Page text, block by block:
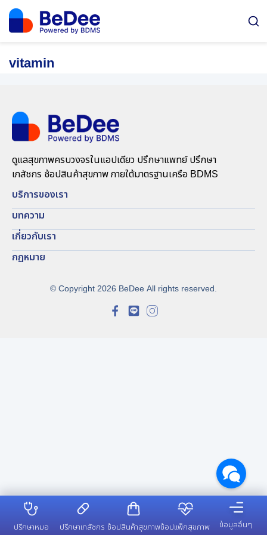
Skip
content
vitamin
ดูแลสุขภาพครบวงจรในแอปเดียว ปรึกษาแพทย์ ปรึกษา
เภสัชกร ช้อปสินค้าสุขภาพ ภายใต้มาตรฐานเครือ BDMS
บริการของเรา
บทความ
เกี่ยวกับเรา
กฏหมาย
© Copyright 2026 BeDee All rights reserved.
ปรึกษาหมอ ปรึกษาเภสัชกร ช้อปสินค้าสุขภาพช้อปแพ็กสุขภาพ ข้อมูลอื่นๆ